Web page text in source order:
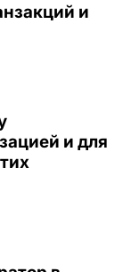
и
и для